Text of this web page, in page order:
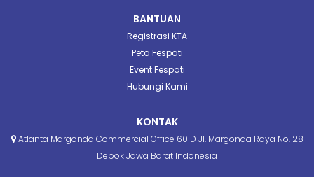
BANTUAN
Registrasi KTA
Peta Fespati
Event Fespati
Hubungi Kami
KONTAK
Atlanta Margonda Commercial Office 601D Jl. Margonda Raya No. 28
Depok Jawa Barat Indonesia